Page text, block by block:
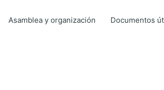
Asamblea y organización Documentos